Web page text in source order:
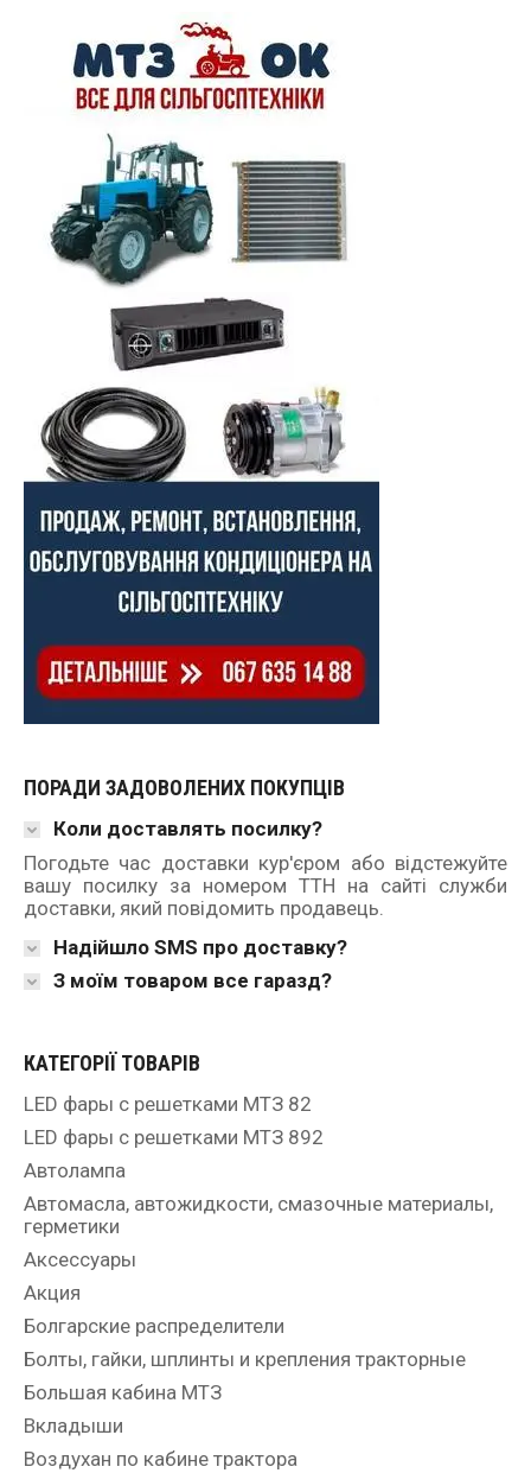
ПОРАДИ ЗАДОВОЛЕНИХ ПОКУПЦІВ
Коли доставлять посилку?
Погодьте час доставки кур'єром або відстежуйте
вашу посилку за номером ТТН на сайті служби
доставки, який повідомить продавець.
Надійшло SMS про доставку?
З моїм товаром все гаразд?
КАТЕГОРІЇ ТОВАРІВ
LED фары с решетками МТЗ 82
LED фары с решетками МТЗ 892
Автолампа
Автомасла, автожидкости, смазочные материалы,
герметики
Аксессуары
Акция
Болгарские распределители
Болты, гайки, шплинты и крепления тракторные
Большая кабина МТЗ
Вкладыши
Воздухан по кабине трактора